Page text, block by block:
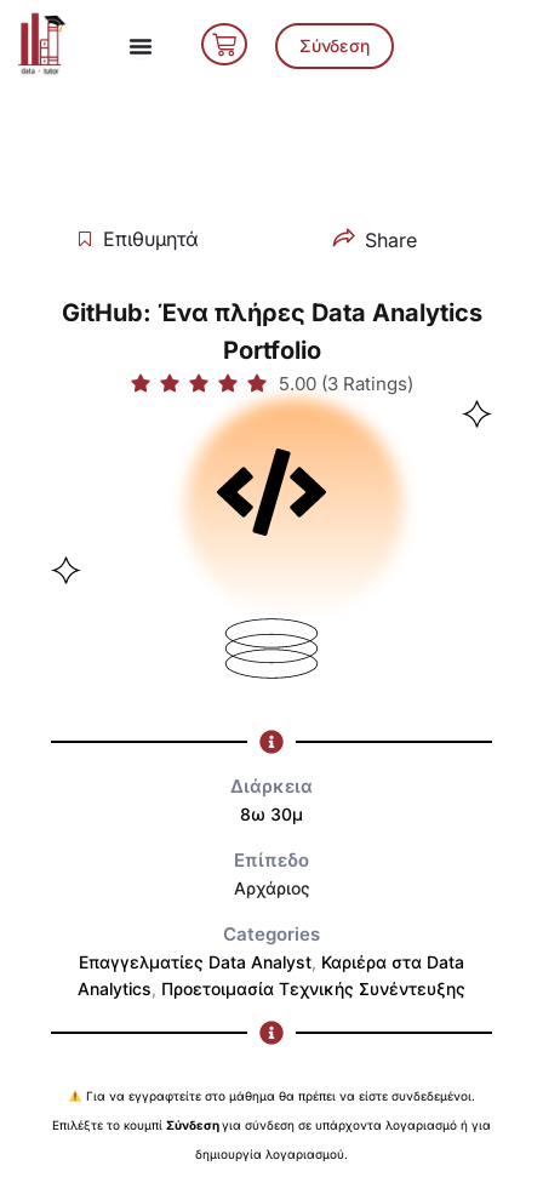
Μετάβαση
περιεχόμενο
Cart Σύνδεση
Επιθυμητά Share
GitHub: Ένα πλήρες Data Analytics
Portfolio
5.00 (3 Ratings)
Διάρκεια
8ω 30μ
Επίπεδο
Αρχάριος
Categories
Επαγγελματίες Data Analyst, Καριέρα στα Data
Analytics, Προετοιμασία Τεχνικής Συνέντευξης
Για να εγγραφτείτε στο μάθημα θα πρέπει να είστε συνδεδεμένοι.
Επιλέξτε το κουμπί Σύνδεσηγια σύνδεση σε υπάρχοντα λογαριασμό ή για
δημιουργία λογαριασμού.